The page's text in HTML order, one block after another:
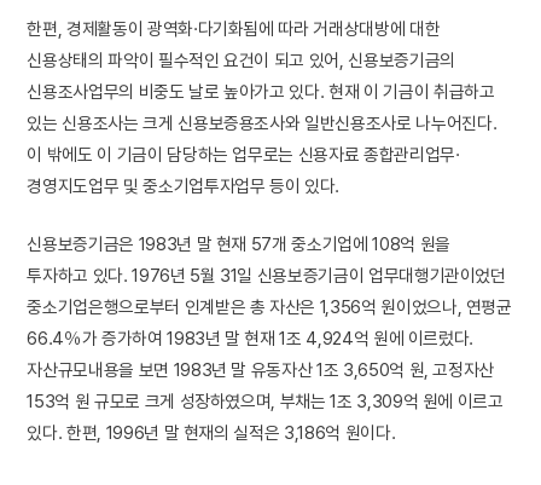
한편, 경제활동이 광역화·다기화됨에 따라 거래상대방에 대한
신용상태의 파악이 필수적인 요건이 되고 있어, 신용보증기금의
신용조사업무의 비중도 날로 높아가고 있다. 현재 이 기금이 취급하고
있는 신용조사는 크게 신용보증용조사와 일반신용조사로 나누어진다.
이 밖에도 이 기금이 담당하는 업무로는 신용자료 종합관리업무·
경영지도업무 및 중소기업투자업무 등이 있다.
신용보증기금은 1983년 말 현재 57개 중소기업에 108억 원을
투자하고 있다. 1976년 5월 31일 신용보증기금이 업무대행기관이었던
중소기업은행으로부터 인계받은 총 자산은 1,356억 원이었으나, 연평균
66.4％가 증가하여 1983년 말 현재 1조 4,924억 원에 이르렀다.
자산규모내용을 보면 1983년 말 유동자산 1조 3,650억 원, 고정자산
153억 원 규모로 크게 성장하였으며, 부채는 1조 3,309억 원에 이르고
있다. 한편, 1996년 말 현재의 실적은 3,186억 원이다.